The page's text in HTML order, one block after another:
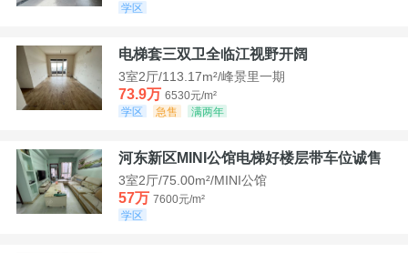
学区
电梯套三双卫全临江视野开阔
3室2厅/113.17m²/峰景里一期
73.9万 6530元/m²
学区
急售 满两年
河东新区MINI公馆电梯好楼层带车位诚售
3室2厅/75.00m²/MINI公馆
57万 7600元/m²
学区